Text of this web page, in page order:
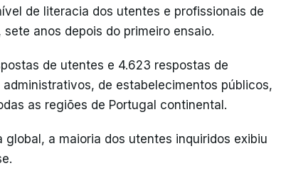
de literacia dos utentes e profissionais de
anos depois do primeiro ensaio.
de utentes e 4.623 respostas de
de estabelecimentos públicos,
as regiões de Portugal continental.
a maioria dos utentes inquiridos exibiu